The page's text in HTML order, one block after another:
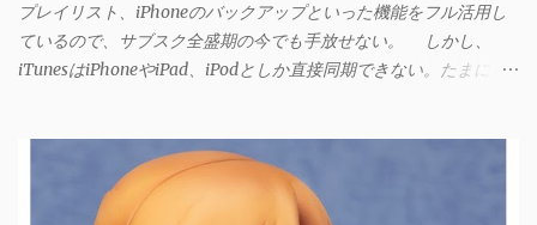
プレイリスト、iPhoneのバックアップといった機能をフル活用し
ているので、サブスク全盛期の今でも手放せない。 しかし、
iTunesはiPhoneやiPad、iPodとしか直接同期できない。たまに
ドパーティー製のアプリを PC と Androidデバイス それぞれにイン
ストールすれば、Wi-Fiや USB接続 を通じて同期できるようにな
る。私も 2012年頃にAndroidウォークマン を使い始めた頃から便